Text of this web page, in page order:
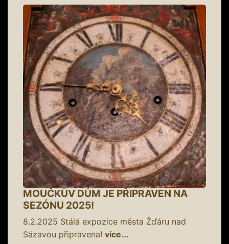
MOUČKŮV DŮM JE PŘIPRAVEN NA
SEZÓNU 2025!
8.2.2025 Stálá expozice města Žďáru nad
Sázavou připravena! více...